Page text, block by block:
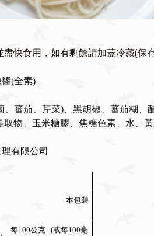
快食用，如有剩餘請加蓋冷藏(保
醬(全素)
、蕃茄、芹菜)、黑胡椒、蕃茄糊、
物、玉米糖膠、焦糖色素、 水、
有限公司
本包裝
每100公克 (或每100毫